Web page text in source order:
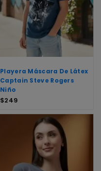
Playera Máscara De Látex
Captain Steve Rogers
Niño
$249